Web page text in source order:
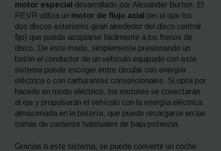
motor especial desarrollado por Alexander Burton. El
REVR utiliza un motor de flujo axial (en el que los
dos discos exteriores giran alrededor del disco central
fijo) que puede acoplarse fácilmente a los frenos de
disco. De este modo, simplemente presionando un
botón el conductor de un vehículo equipado con este
sistema puede escoger entre circular con energía
eléctrica o con carburantes convencionales. Si opta por
hacerlo en modo eléctrico, los motores se conectarán
al eje y propulsarán el vehículo con la energía eléctrica
almacenada en la batería, que puede recargarse en las
tomas de corriente habituales de baja potencia.
Gracias a este sistema, se puede convertir un coche